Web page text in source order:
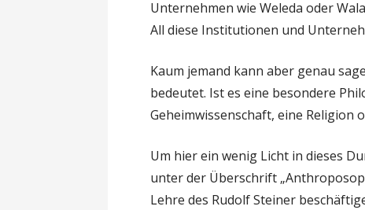
Unternehmen wie Weleda oder
All diese Institutionen und
Kaum jemand kann aber genau
bedeutet. Ist es eine besondere
Geheimwissenschaft, eine Religion
Um hier ein wenig Licht in dieses
unter der Überschrift
Lehre des Rudolf Steiner